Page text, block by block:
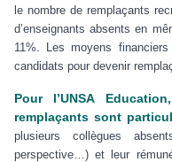
le nombre de remplaçants
d’enseignants absents en
11%. Les moyens
candidats pour devenir
Pour l’UNSA
remplaçants sont
plusieurs collègues
perspective…) et leur